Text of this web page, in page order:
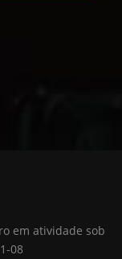
em atividade sob
08